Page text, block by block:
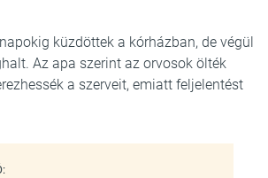
küzdöttek a kórházban, de végül
Az apa szerint az orvosok ölték
a szerveit, emiatt feljelentést